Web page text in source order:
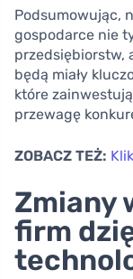
Podsumowując,
gospodarce nie
przedsiębiorstw,
będą miały
które
przewagę
ZOBACZ TEŻ:
Zmiany
firm